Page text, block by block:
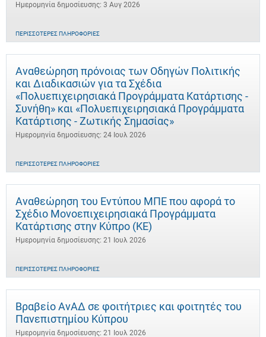
Ημερομηνία δημοσίευσης: 3 Αυγ 2026
ΠΕΡΙΣΣΌΤΕΡΕΣ ΠΛΗΡΟΦΟΡΊΕΣ
Αναθεώρηση πρόνοιας των Οδηγών Πολιτικής
και Διαδικασιών για τα Σχέδια
«Πολυεπιχειρησιακά Προγράμματα Κατάρτισης -
Συνήθη» και «Πολυεπιχειρησιακά Προγράμματα
Κατάρτισης - Ζωτικής Σημασίας»
Ημερομηνία δημοσίευσης: 24 Ιουλ 2026
ΠΕΡΙΣΣΌΤΕΡΕΣ ΠΛΗΡΟΦΟΡΊΕΣ
Αναθεώρηση του Εντύπου ΜΠΕ που αφορά το
Σχέδιο Μονοεπιχειρησιακά Προγράμματα
Κατάρτισης στην Κύπρο (ΚΕ)
Ημερομηνία δημοσίευσης: 21 Ιουλ 2026
ΠΕΡΙΣΣΌΤΕΡΕΣ ΠΛΗΡΟΦΟΡΊΕΣ
Βραβείο ΑνΑΔ σε φοιτήτριες και φοιτητές του
Πανεπιστημίου Κύπρου
Ημερομηνία δημοσίευσης: 21 Ιουλ 2026